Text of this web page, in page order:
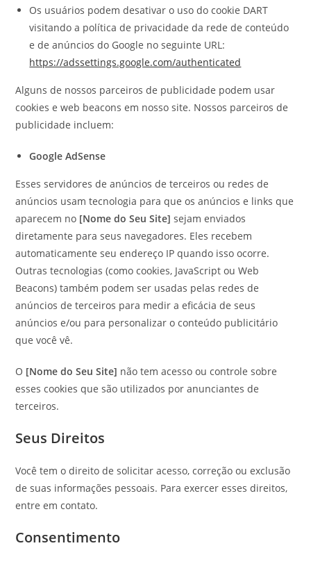
Os usuários podem desativar o uso do cookie DART
visitando a política de privacidade da rede de conteúdo
e de anúncios do Google no seguinte URL:
https://adssettings.google.com/authenticated
Alguns de nossos parceiros de publicidade podem usar
cookies e web beacons em nosso site. Nossos parceiros de
publicidade incluem:
Google AdSense
Esses servidores de anúncios de terceiros ou redes de
anúncios usam tecnologia para que os anúncios e links que
aparecem no [Nome do Seu Site] sejam enviados
diretamente para seus navegadores. Eles recebem
automaticamente seu endereço IP quando isso ocorre.
Outras tecnologias (como cookies, JavaScript ou Web
Beacons) também podem ser usadas pelas redes de
anúncios de terceiros para medir a eficácia de seus
anúncios e/ou para personalizar o conteúdo publicitário
que você vê.
O [Nome do Seu Site] não tem acesso ou controle sobre
esses cookies que são utilizados por anunciantes de
terceiros.
Seus Direitos
Você tem o direito de solicitar acesso, correção ou exclusão
de suas informações pessoais. Para exercer esses direitos,
entre em contato.
Consentimento